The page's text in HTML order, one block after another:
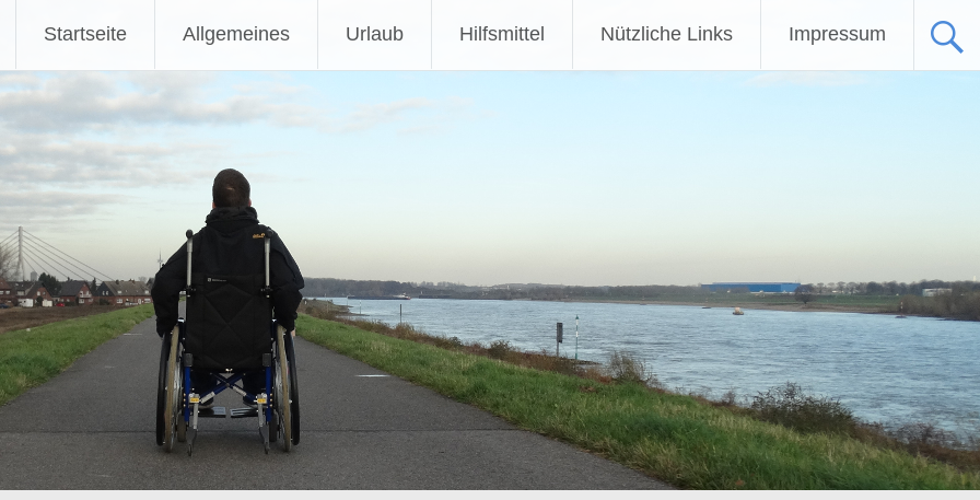
Inhalt
Startseite Allgemeines Urlaub Hilfsmittel Nützliche Links Impressum